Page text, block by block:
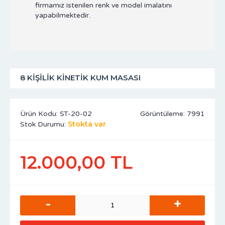
firmamız istenilen renk ve model imalatını
yapabilmektedir.
8 KIŞILIK KINETIK KUM MASASI
Görüntüleme: 7991
Ürün Kodu: ST-20-02
Stok Durumu: Stokta var
12.000,00 TL
- +